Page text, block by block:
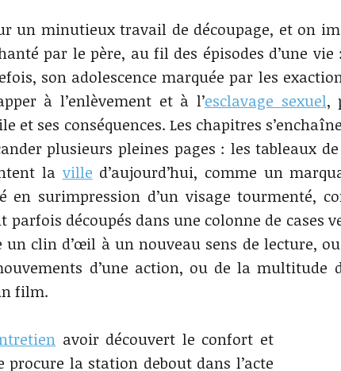
un minutieux travail de découpage, et on
par le père, au fil des épisodes d’une vie
son adolescence marquée par les
à l’enlèvement et à l’esclavage sexuel,
et ses conséquences. Les chapitres
plusieurs pleines pages : les tableaux
la ville d’aujourd’hui, comme un
en surimpression d’un visage tourmenté,
parfois découpés dans une colonne de cases
clin d’œil à un nouveau sens de lecture,
d’une action, ou de la multitude
film.
avoir découvert le confort et
procure la station debout dans l’acte